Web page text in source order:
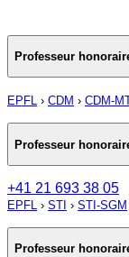
Professeur
EPFL › CDM › CDM-
Professeur
+41 21 693 38 05
EPFL › STI › STI-SGM
Professeur